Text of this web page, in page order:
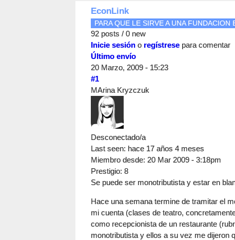
EconLink
PARA QUE LE SIRVE A UNA FUNDACION
92 posts / 0 new
Inicie sesión o regístrese para comentar
Último envío
20 Marzo, 2009 - 15:23
#1
MArina Kryzczuk
Desconectado/a
Last seen: hace 17 años 4 meses
Miembro desde: 20 Mar 2009 - 3:18pm
Prestigio: 8
Se puede ser monotributista y estar en
Hace una semana termine de tramitar el
mi cuenta (clases de teatro,
como recepcionista de un restaurante
monotributista y ellos a su vez me dijeron